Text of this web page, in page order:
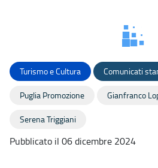
Turismo e Cultura Comunicati
Puglia Promozione Gianfranco
Serena Triggiani
Pubblicato il 06 dicembre 2024